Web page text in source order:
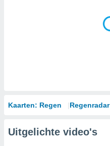
Kaarten: Regen Regenradar
Uitgelichte video's